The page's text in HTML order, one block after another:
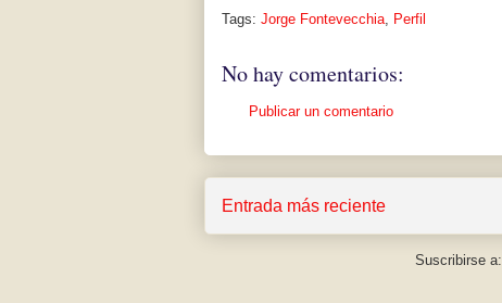
Tags: Jorge Fontevecchia, Perfil
No hay comentarios:
Publicar un comentario
Entrada más reciente
Suscribirse a: